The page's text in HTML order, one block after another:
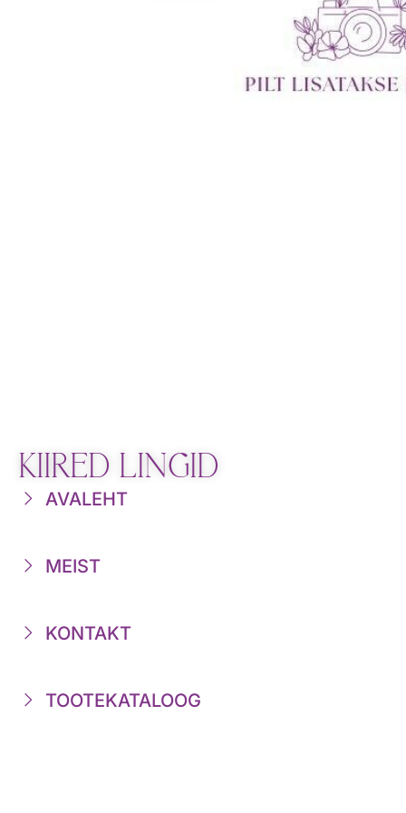
KIIRED LINGID
AVALEHT
MEIST
KONTAKT
TOOTEKATALOOG